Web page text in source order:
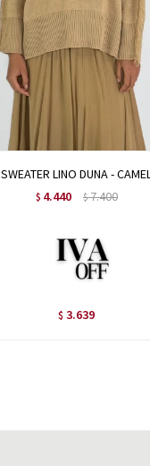
SWEATER LINO DUNA -
$ 4.440 $7.400
$ 3.639